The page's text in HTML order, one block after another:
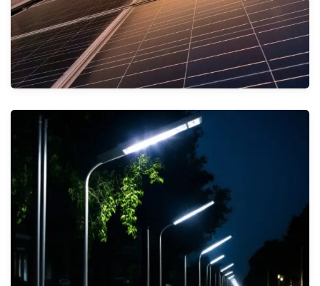
قسم الإضاءة
الأنظمة
الطاقة الشمسية
الأنظمة